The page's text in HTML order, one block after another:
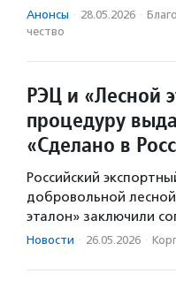
Анонсы · 28.05.2026 ·
чест­во
РЭЦ и «Лесной
процедуру
«Сделано в
Российский
добровольной
эталон» заключили
Новости · 26.05.2026 ·